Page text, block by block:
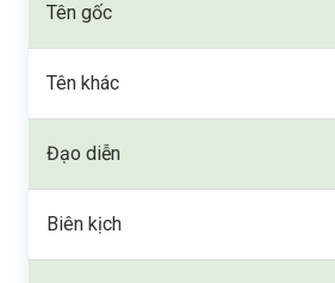
Tên gốc
Tên khác
Đạo diễn
Biên kịch